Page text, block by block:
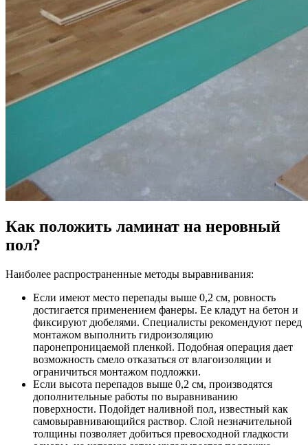
Как положить ламинат на неровный
пол?
Наиболее распространенные методы выравнивания:
Если имеют место перепады выше 0,2 см, ровность
достигается применением фанеры. Ее кладут на бетон и
фиксируют дюбелями. Специалисты рекомендуют перед
монтажом выполнить гидроизоляцию
паронепроницаемой пленкой. Подобная операция дает
возможность смело отказаться от влагоизоляции и
ограничиться монтажом подложки.
Если высота перепадов выше 0,2 см, производятся
дополнительные работы по выравниванию
поверхности. Подойдет наливной пол, известный как
самовыравнивающийся раствор. Слой незначительной
толщины позволяет добиться превосходной гладкости